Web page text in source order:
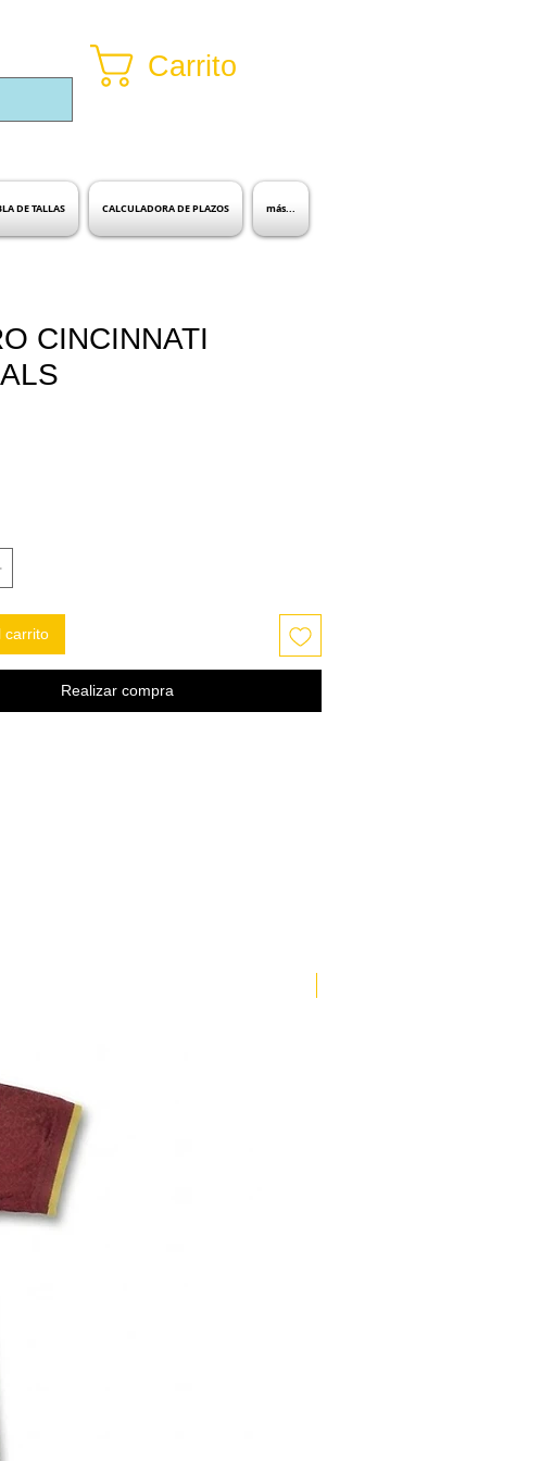
Carrito
DE TALLAS CALCULADORA DE PLAZOS más...
CINCINNATI
carrito
Realizar compra